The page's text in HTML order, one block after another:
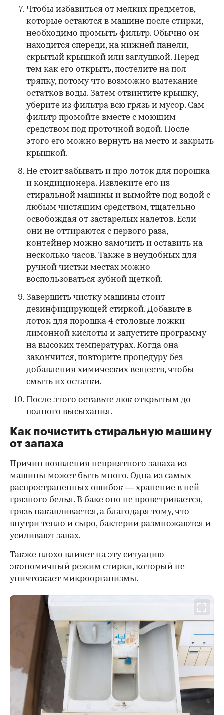
Чтобы избавиться от мелких предметов,
которые остаются в машине после стирки,
необходимо промыть фильтр. Обычно он
находится спереди, на нижней панели,
скрытый крышкой или заглушкой. Перед
тем как его открыть, постелите на пол
тряпку, потому что возможно вытекание
остатков воды. Затем отвинтите крышку,
уберите из фильтра всю грязь и мусор. Сам
фильтр промойте вместе с моющим
средством под проточной водой. После
этого его можно вернуть на место и закрыть
крышкой.
Не стоит забывать и про лоток для порошка
и кондиционера. Извлеките его из
стиральной машины и вымойте под водой с
любым чистящим средством, тщательно
освобождая от застарелых налетов. Если
они не оттираются с первого раза,
контейнер можно замочить и оставить на
несколько часов. Также в неудобных для
ручной чистки местах можно
воспользоваться зубной щеткой.
Завершить чистку машины стоит
дезинфицирующей стиркой. Добавьте в
лоток для порошка 4 столовые ложки
лимонной кислоты и запустите программу
на высоких температурах. Когда она
закончится, повторите процедуру без
добавления химических веществ, чтобы
смыть их остатки.
После этого оставьте люк открытым до
полного высыхания.
Как почистить стиральную машину
от запаха
Причин появления неприятного запаха из
машины может быть много. Одна из самых
распространенных ошибок — хранение в ней
грязного белья. В баке оно не проветривается,
грязь накапливается, а благодаря тому, что
внутри тепло и сыро, бактерии размножаются и
усиливают запах.
Также плохо влияет на эту ситуацию
экономичный режим стирки, который не
уничтожает микроорганизмы.